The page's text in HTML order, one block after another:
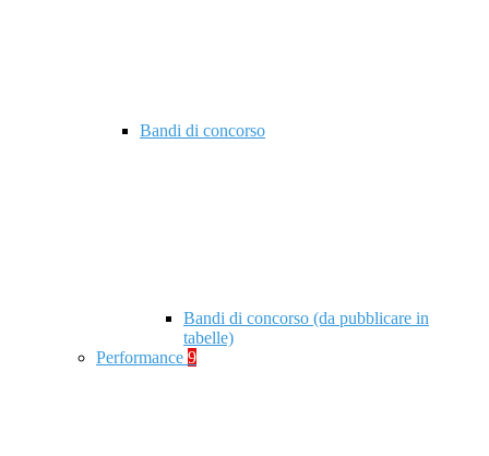
Bandi di concorso
Bandi di concorso (da pubblicare in
tabelle)
Performance 9